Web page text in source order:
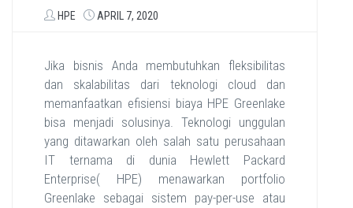
HPE APRIL 7, 2020
Jika bisnis Anda membutuhkan fleksibilitas
dan skalabilitas dari teknologi cloud dan
memanfaatkan efisiensi biaya HPE Greenlake
bisa menjadi solusinya. Teknologi unggulan
yang ditawarkan oleh salah satu perusahaan
IT ternama di dunia Hewlett Packard
Enterprise( HPE) menawarkan portfolio
Greenlake sebagai sistem pay-per-use atau